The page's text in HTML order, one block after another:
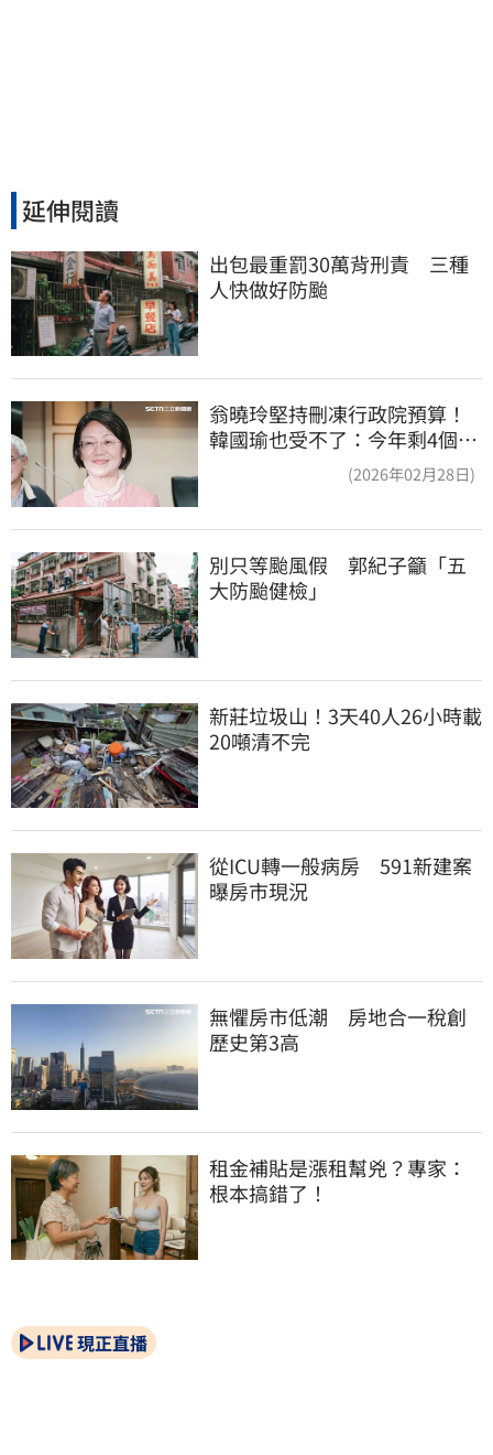
延伸閱讀
出包最重罰30萬背刑責　三種
人快做好防颱
翁曉玲堅持刪凍行政院預算！
韓國瑜也受不了：今年剩4個月
(2026年02月28日)
別只等颱風假　郭紀子籲「五
大防颱健檢」
新莊垃圾山！3天40人26小時載
20噸清不完
從ICU轉一般病房　591新建案
曝房市現況
無懼房市低潮　房地合一稅創
歷史第3高
租金補貼是漲租幫兇？專家：
根本搞錯了！
現正直播